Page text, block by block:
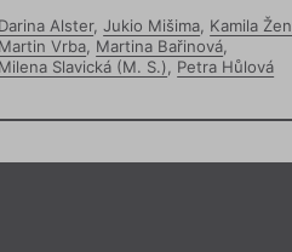
Alster, Jukio Mišima Kamila
Vrba Martina Bařinová
Slavická (M. S.)
Petra Hůlová